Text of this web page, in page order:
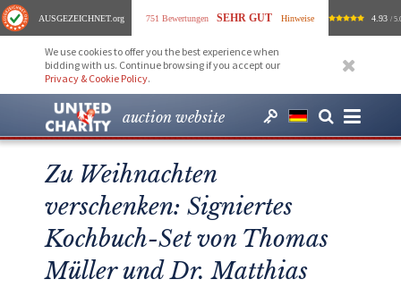
AUSGEZEICHNET.org 751 Bewertungen SEHR GUT Hinweise 4.93 /
We use cookies to offer you the best experience when
bidding with us. Continue browsing if you accept our
Privacy & Cookie Policy.
auction website
Zu Weihnachten
verschenken: Signiertes
Kochbuch-Set von Thomas
Müller und Dr. Matthias